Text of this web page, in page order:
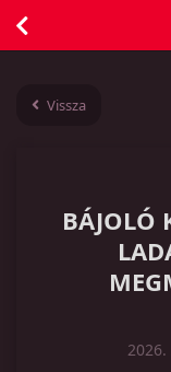
Vissza
BÁJOLÓ
2026.